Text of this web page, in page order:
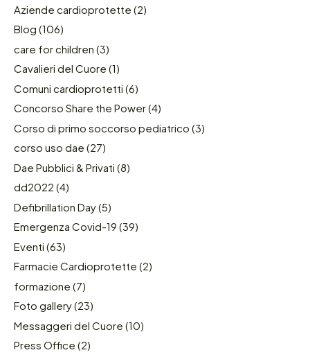
Aziende cardioprotette (2)
Blog (106)
care for children (3)
Cavalieri del Cuore (1)
Comuni cardioprotetti (6)
Concorso Share the Power(4)
Corso di primo soccorso pediatrico (3)
corso uso dae (27)
Dae Pubblici & Privati (8)
dd2022 (4)
Defibrillation Day(5)
Emergenza Covid-19 (39)
Eventi (63)
Farmacie Cardioprotette (2)
formazione (7)
Foto gallery(23)
Messaggeri del Cuore (10)
Press Office (2)